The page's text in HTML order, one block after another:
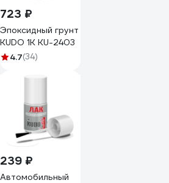
723 ₽
Эпоксидный грунт
KUDO 1K KU-2403
4.7(34)
239 ₽
Автомобильный